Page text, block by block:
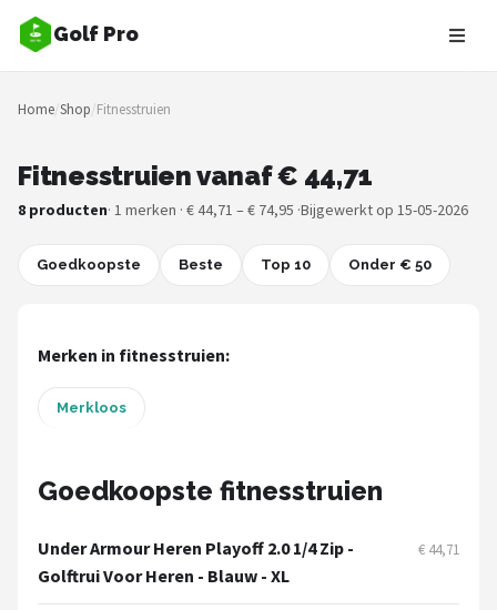
Golf Pro
Zoeken
NAVIGATIE
Merken
Blog
Drivers
Putters
Home/Shop/Fitnesstruien
Fitnesstruien vanaf € 44,71
8 producten· 1 merken · € 44,71 – € 74,95 ·Bijgewerkt op 15-05-2026
Goedkoopste Beste Top 10 Onder € 50
Merken in fitnesstruien:
Merkloos
Goedkoopste fitnesstruien
Under Armour Heren Playoff 2.0 1/4 Zip -
Golftrui Voor Heren - Blauw - XL
€ 44,71